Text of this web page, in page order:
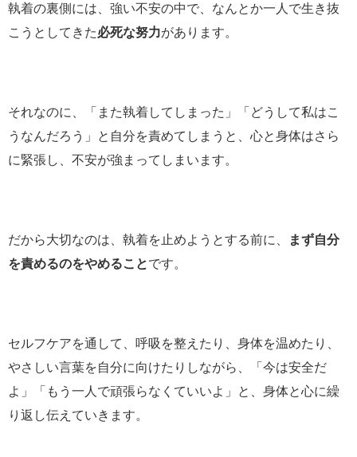
執着の裏側には、強い不安の中で、なんとか一人で生き抜
こうとしてきた必死な努力があります。
それなのに、「また執着してしまった」「どうして私はこ
うなんだろう」と自分を責めてしまうと、心と身体はさら
に緊張し、不安が強まってしまいます。
だから大切なのは、執着を止めようとする前に、
まず自分
を責めるのをやめることです。
セルフケアを通して、呼吸を整えたり、身体を温めたり、
やさしい言葉を自分に向けたりしながら、「今は安全だ
よ」「もう一人で頑張らなくていいよ」と、身体と心に繰
り返し伝えていきます。